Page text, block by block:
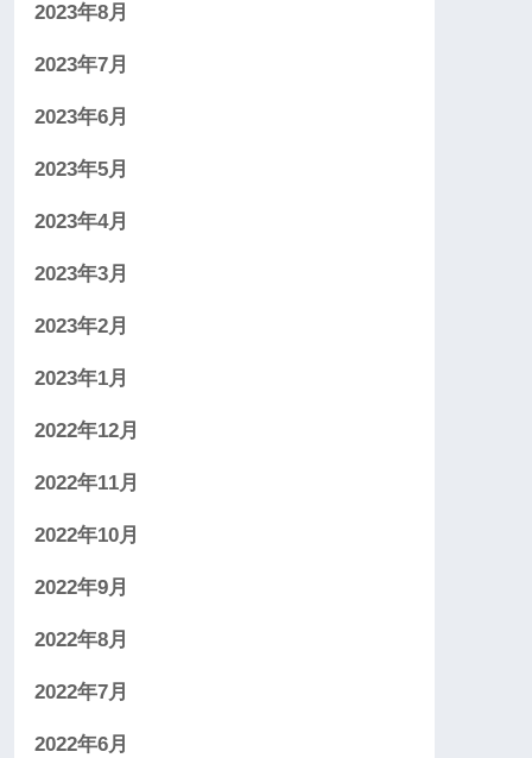
2023年8月
2023年7月
2023年6月
2023年5月
2023年4月
2023年3月
2023年2月
2023年1月
2022年12月
2022年11月
2022年10月
2022年9月
2022年8月
2022年7月
2022年6月